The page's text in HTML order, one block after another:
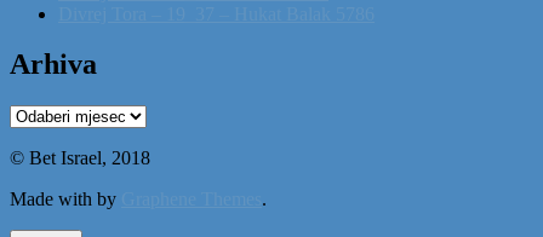
Arhiva
Arhiva
© Bet Israel, 2018
Made with by .